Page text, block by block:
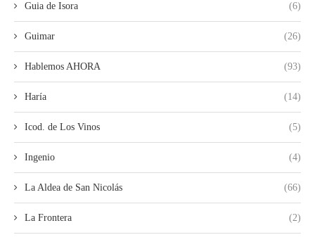
Guia de Isora (6)
Guimar (26)
Hablemos AHORA (93)
Haría (14)
Icod. de Los Vinos (5)
Ingenio (4)
La Aldea de San Nicolás (66)
La Frontera (2)